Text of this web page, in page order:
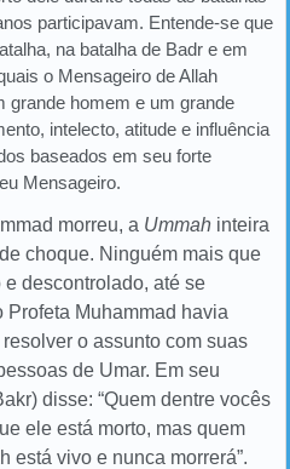
participavam. Entende-se que
na batalha de Badr e em
o Mensageiro de Allah
grande homem e um grande
intelecto, atitude e influência
baseados em seu forte
Mensageiro.
morreu, a Ummah inteira
choque. Ninguém mais que
descontrolado, até se
Profeta Muhammad havia
o assunto com suas
de Umar. Em seu
disse: “Quem dentre vocês
ele está morto, mas quem
está vivo e nunca morrerá”.